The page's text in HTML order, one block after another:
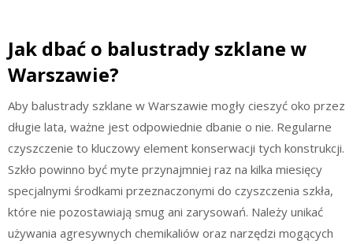
Jak dbać o balustrady szklane w
Warszawie?
Aby balustrady szklane w Warszawie mogły cieszyć oko przez
długie lata, ważne jest odpowiednie dbanie o nie. Regularne
czyszczenie to kluczowy element konserwacji tych konstrukcji.
Szkło powinno być myte przynajmniej raz na kilka miesięcy
specjalnymi środkami przeznaczonymi do czyszczenia szkła,
które nie pozostawiają smug ani zarysowań. Należy unikać
używania agresywnych chemikaliów oraz narzędzi mogących